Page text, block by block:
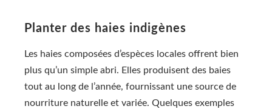
Planter des haies indigènes
Les haies composées d’espèces locales offrent bien
plus qu’un simple abri. Elles produisent des baies
tout au long de l’année, fournissant une source de
nourriture naturelle et variée. Quelques exemples